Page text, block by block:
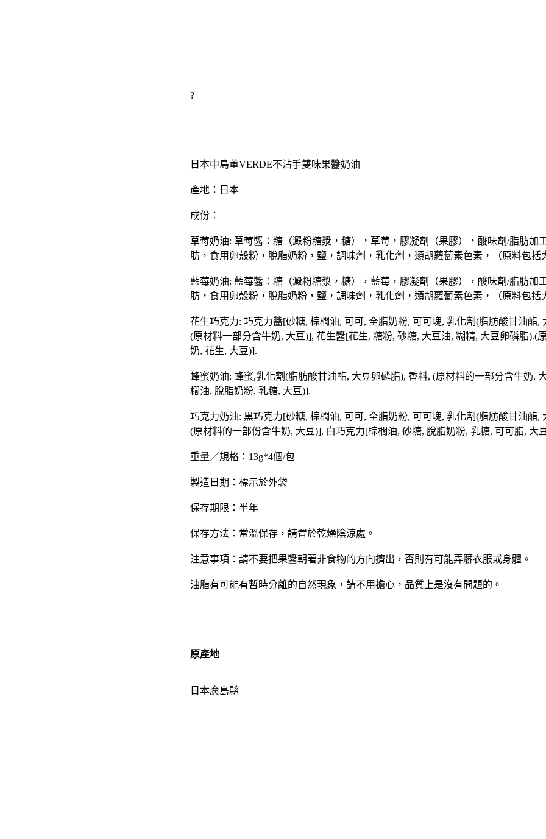
?
日本中島董VERDE不沾手雙味果醬奶油
產地：日本
成份：
草莓奶油: 草莓醬：糖（澱粉糖漿，糖），草莓，膠凝劑（果膠），酸味劑/脂肪加
肪，食用卵殼粉，脫脂奶粉，鹽，調味劑，乳化劑，類胡蘿蔔素色素，（原料包括
藍莓奶油: 藍莓醬：糖（澱粉糖漿，糖），藍莓，膠凝劑（果膠），酸味劑/脂肪加
肪，食用卵殼粉，脫脂奶粉，鹽，調味劑，乳化劑，類胡蘿蔔素色素，（原料包括
花生巧克力: 巧克力醬[砂糖, 棕櫚油, 可可, 全脂奶粉, 可可塊, 乳化劑(脂肪酸甘油酯,
(原材料一部分含牛奶, 大豆)], 花生醬[花生, 糖粉, 砂糖, 大豆油, 糊精, 大豆卵磷脂).(
奶, 花生, 大豆)].
蜂蜜奶油: 蜂蜜,乳化劑(脂肪酸甘油酯, 大豆卵磷脂), 香料, (原材料的一部分含牛奶,
櫚油, 脫脂奶粉, 乳糖, 大豆)].
巧克力奶油: 黑巧克力[砂糖, 棕櫚油, 可可, 全脂奶粉, 可可塊, 乳化劑(脂肪酸甘油酯,
(原材料的一部份含牛奶, 大豆)], 白巧克力[棕櫚油, 砂糖, 脫脂奶粉, 乳糖, 可可脂, 大
重量／規格：13g*4個/包
製造日期：標示於外袋
保存期限：半年
保存方法：常溫保存，請置於乾燥陰涼處。
注意事項：請不要把果醬朝著非食物的方向擠出，否則有可能弄髒衣服或身體。
油脂有可能有暫時分離的自然現象，請不用擔心，品質上是沒有問題的。
原產地
日本廣島縣